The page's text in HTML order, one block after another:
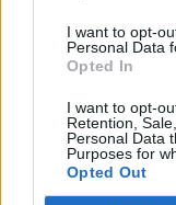
I want to opt-
Personal Data
Opted In
I want to opt-
Retention,
Personal Data
Purposes for
Opted Out
Previous